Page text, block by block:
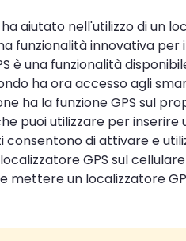
aiutato nell'utilizzo di un
funzionalità innovativa
è una funzionalità
ha ora accesso agli
ha la funzione GPS sul
puoi utilizzare per inserire
di attivare e
GPS sul
mettere un localizzatore